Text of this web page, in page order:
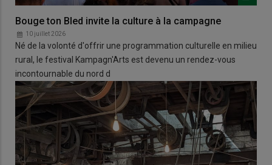
Bouge ton Bled invite la culture à la campagne
10 juillet 2026
Né de la volonté d'offrir une programmation culturelle en milieu
rural, le festival Kampagn'Arts est devenu un rendez-vous
incontournable du nord d